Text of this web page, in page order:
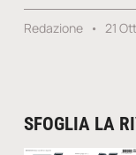
Redazione 21
SFOGLIA LA